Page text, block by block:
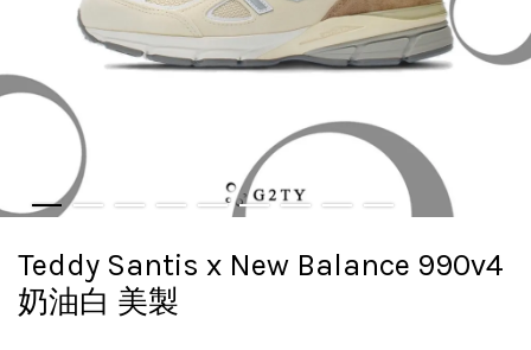
Teddy Santis x New Balance 990v4
奶油白 美製